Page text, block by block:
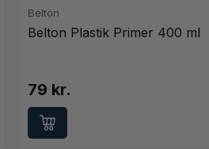
Belton
Belton Plastik Primer 400 ml
79 kr.